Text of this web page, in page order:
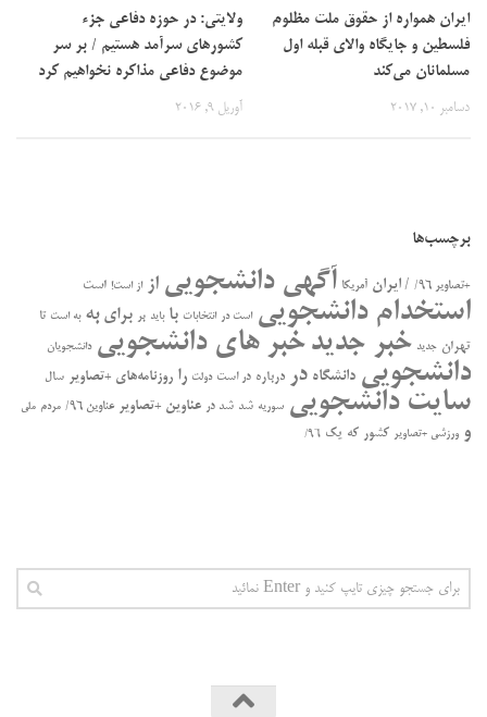
ایران همواره از حقوق ملت مظلوم
فلسطین و جایگاه والای قبله اول
مسلمانان می‌کند
دسامبر 10, 2017
ولایتی: در حوزه دفاعی جزء
کشورهای سرآمد هستیم / بر سر
موضوع دفاعی مذاکره نخواهیم کرد
آوریل 9, 2016
برچسب‌ها
+تصاویر ۹۶/ / ایران آمریکا آگهی دانشجویی از از است! است
استخدام دانشجویی است در انتخابات با باید بر برای به به است تا
تهران جدید خبر جدید خبر های دانشجویی دانشجویان
دانشجویی دانشگاه در درباره در ﺍﺳﺖ دولت را روزنامه‌های +تصاویر سال
سایت دانشجویی سوریه شد شد در عناوین +تصاویر عناوین ۹۶/ مردم ملی
و ورزشی +تصاویر کشور که یک ۹۶/